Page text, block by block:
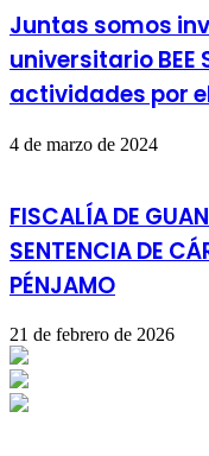
Juntas somos
universitario BEE
actividades por
4 de marzo de 2024
FISCALÍA DE
SENTENCIA DE
PÉNJAMO
21 de febrero de 2026